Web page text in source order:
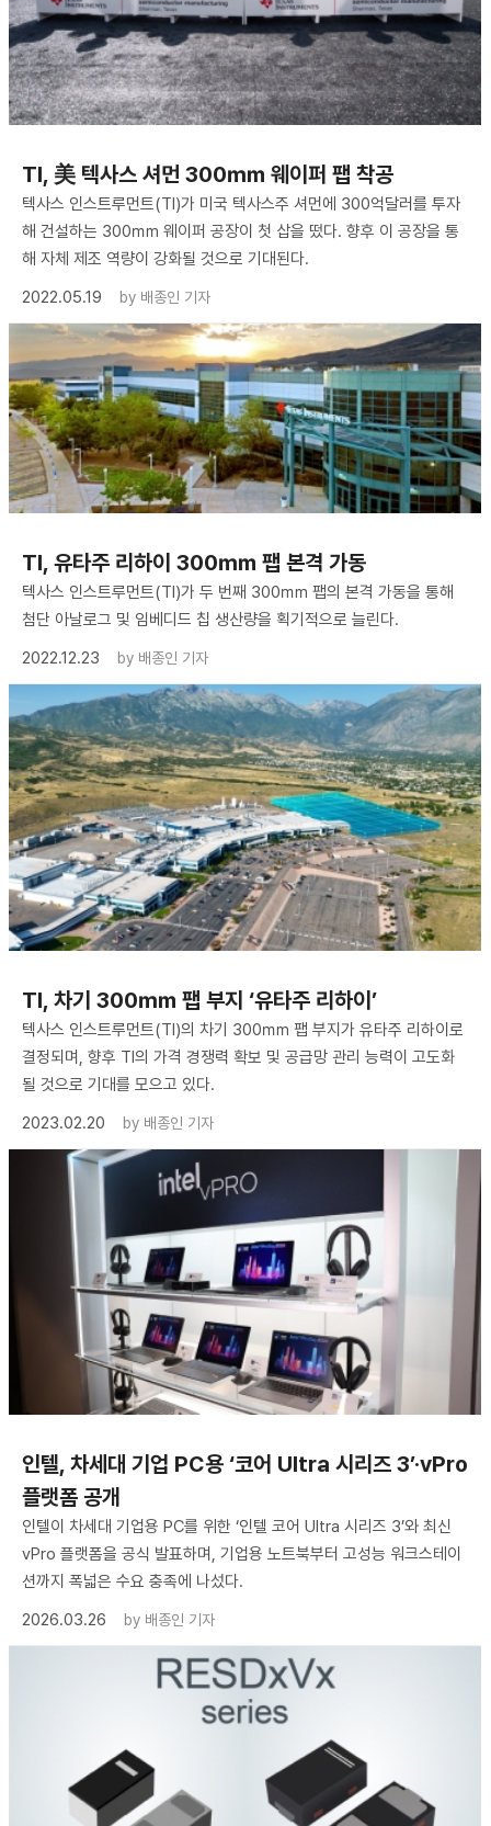
TI, 美 텍사스 셔먼 300㎜ 웨이퍼 팹 착공
텍사스 인스트루먼트(TI)가 미국 텍사스주 셔먼에 300억달러를 투자
해 건설하는 300㎜ 웨이퍼 공장이 첫 삽을 떴다. 향후 이 공장을 통
해 자체 제조 역량이 강화될 것으로 기대된다.
2022.05.19
by 배종인 기자
TI, 유타주 리하이 300㎜ 팹 본격 가동
텍사스 인스트루먼트(TI)가 두 번째 300㎜ 팹의 본격 가동을 통해
첨단 아날로그 및 임베디드 칩 생산량을 획기적으로 늘린다.
2022.12.23
by 배종인 기자
TI, 차기 300㎜ 팹 부지 ‘유타주 리하이’
텍사스 인스트루먼트(TI)의 차기 300㎜ 팹 부지가 유타주 리하이로
결정되며, 향후 TI의 가격 경쟁력 확보 및 공급망 관리 능력이 고도화
될 것으로 기대를 모으고 있다.
2023.02.20
by 배종인 기자
인텔, 차세대 기업 PC용 ‘코어 Ultra 시리즈 3’·vPro
플랫폼 공개
인텔이 차세대 기업용 PC를 위한 ‘인텔 코어 Ultra 시리즈 3’와 최신
vPro 플랫폼을 공식 발표하며, 기업용 노트북부터 고성능 워크스테이
션까지 폭넓은 수요 충족에 나섰다.
2026.03.26
by 배종인 기자